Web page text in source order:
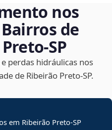
nos
de
perdas hidráulicas nos
de Ribeirão Preto‑SP.
em Ribeirão Preto-SP